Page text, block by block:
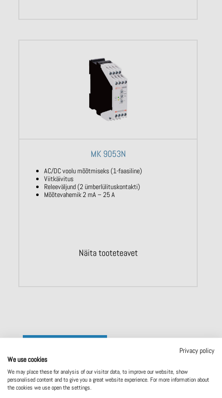
MK 9053N
AC/DC voolu mõõtmiseks (1-faasiline)
Viitkäivitus
Releeväljund (2 ümberlülituskontakti)
Mõõtevahemik 2 mA – 25 A
Näita tooteteavet
Võta meiega ühendust
Privacy policy
We use cookies
We may place these for analysis of our visitor data, to improve our website, show
personalised content and to give you a great website experience. For more information about
the cookies we use open the settings.